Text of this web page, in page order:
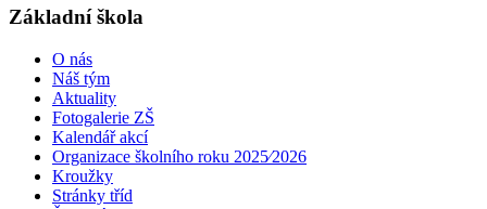
Základní škola
O nás
Náš tým
Aktuality
Fotogalerie ZŠ
Kalendář akcí
Organizace školního roku 2025⁄2026
Kroužky
Stránky tříd